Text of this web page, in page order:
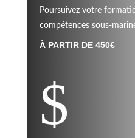
Poursuivez votre
compétences sous-
À PARTIR DE 450€
$